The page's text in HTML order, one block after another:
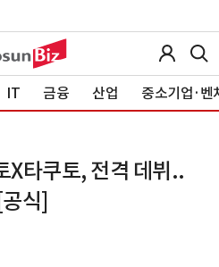
IT 금융 산업 중소기업·벤
X타쿠토, 전격 데뷔..
식]